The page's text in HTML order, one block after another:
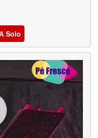
Solo